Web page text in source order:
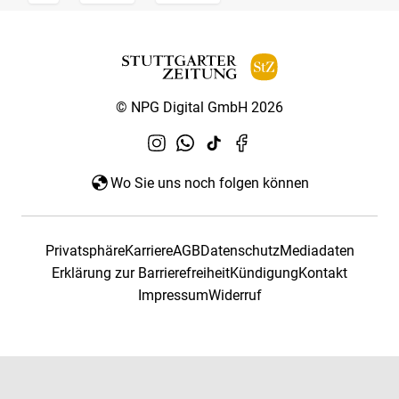
© NPG Digital GmbH 2026
Wo Sie uns noch folgen können
PrivatsphäreKarriereAGBDatenschutzMediadaten
Erklärung zur BarrierefreiheitKündigungKontakt
ImpressumWiderruf